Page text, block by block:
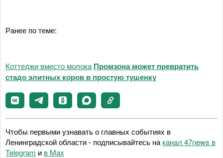
Ранее по теме:
Коттеджи вместо молока Промзона может превратить
стадо элитных коров в простую тушенку
Чтобы первыми узнавать о главных событиях в
Ленинградской области - подписывайтесь на канал 47news в
Telegram и в Maх